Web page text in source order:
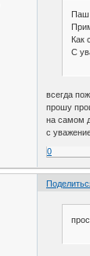
Паш
Как
С
всегда
прошу
на самом
с
0